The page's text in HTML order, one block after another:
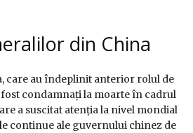
din China
care au îndeplinit anterior rolul de
condamnați la moarte în cadrul
a suscitat atenția la nivel mondial
continue ale guvernului chinez de